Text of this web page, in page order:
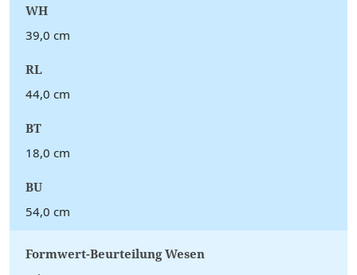
WH
39,0 cm
RL
44,0 cm
BT
18,0 cm
BU
54,0 cm
Formwert-Beurteilung Wesen